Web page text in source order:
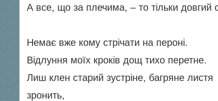
А все, що за плечима, – то тільки довгий
Немає вже кому стрічати на пероні.
Відлуння моїх кроків дощ тихо перетне.
Лиш клен старий зустріне, багряне листя
зронить,